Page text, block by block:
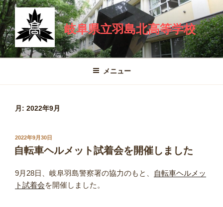
コ
ン
テ
ン
ツ
岐阜県立羽島北高等学校
メニュー
月: 2022年9月
投
稿
日:
2022年9月30日
自転車ヘルメット試着会を開催しました
9月28日、岐阜羽島警察署の協力のもと、
自転車ヘルメッ
ト試着会を開催しました。